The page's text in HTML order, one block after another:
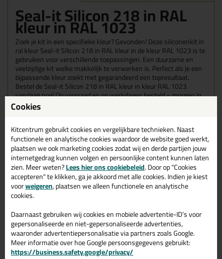
Seal-it Silicon 218 in RAL
kleur in RAL 1023
Zoek je kit in een specifieke kleur? Gevonden! Deze siliconenkit in
ral kleur Seal-it Silicon 218 in RAL kleur in de kleur RAL 1023 is te
gebruiken voor verschillende toepassingen. Een duurzame en
veelzijdige kit welke makkelijk te verwerken is. Perfect als je een
bijpassende kleur zoekt met gegarandeerd een topresultaat.
Bestel de Seal-it Silicon 218 in RAL kleur in kleur RAL 1023
vandaag nog! Op voorraad en op werkdagen besteld = morgen in
huis.
product?Lees alles over dit product >
Tips & tricks voor Seal-it Silicon 218
in RAL kleur
In de volgende blogs wordt dit product gebruikt:
Welke kit heb ik nodig voor mijn badkamer?
Gerelateerde producten
Cookies
Kitcentrum gebruikt cookies en vergelijkbare technieken. Naast
functionele en analytische cookies waardoor de website goed werkt,
plaatsen we ook marketing cookies zodat wij en derde partijen jouw
internetgedrag kunnen volgen en persoonlijke content kunnen laten
zien. Meer weten?Lees hier ons cookiebeleid. Door op "Cookies
accepteren" te klikken, ga je akkoord met alle cookies. Indien je kiest
voorweigeren, plaatsen we alleen functionele en analytische
cookies.
Daarnaast gebruiken wij cookies en mobiele advertentie-ID’s voor
gepersonaliseerde en niet-gepersonaliseerde advertenties,
waaronder advertentiepersonalisatie via partners zoals Google.
Meer informatie over hoe Google persoonsgegevens gebruikt:
https://business.safety.google/privacy/